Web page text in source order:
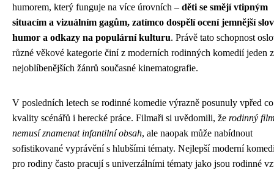
humorem, který funguje na více úrovních – děti se smějí vtipným
situacím a vizuálním gagům, zatímco dospělí ocení jemnější
humor a odkazy na populární kulturu. Právě tato schopnost
různé věkové kategorie činí z moderních rodinných komedií jeden z
nejoblíbenějších žánrů současné kinematografie.
V posledních letech se rodinné komedie výrazně posunuly vpřed
kvality scénářů i herecké práce. Filmaři si uvědomili, že rodinný
nemusí znamenat infantilní obsah, ale naopak může nabídnout
sofistikované vyprávění s hlubšími tématy. Nejlepší moderní
pro rodiny často pracují s univerzálními tématy jako jsou rodinné